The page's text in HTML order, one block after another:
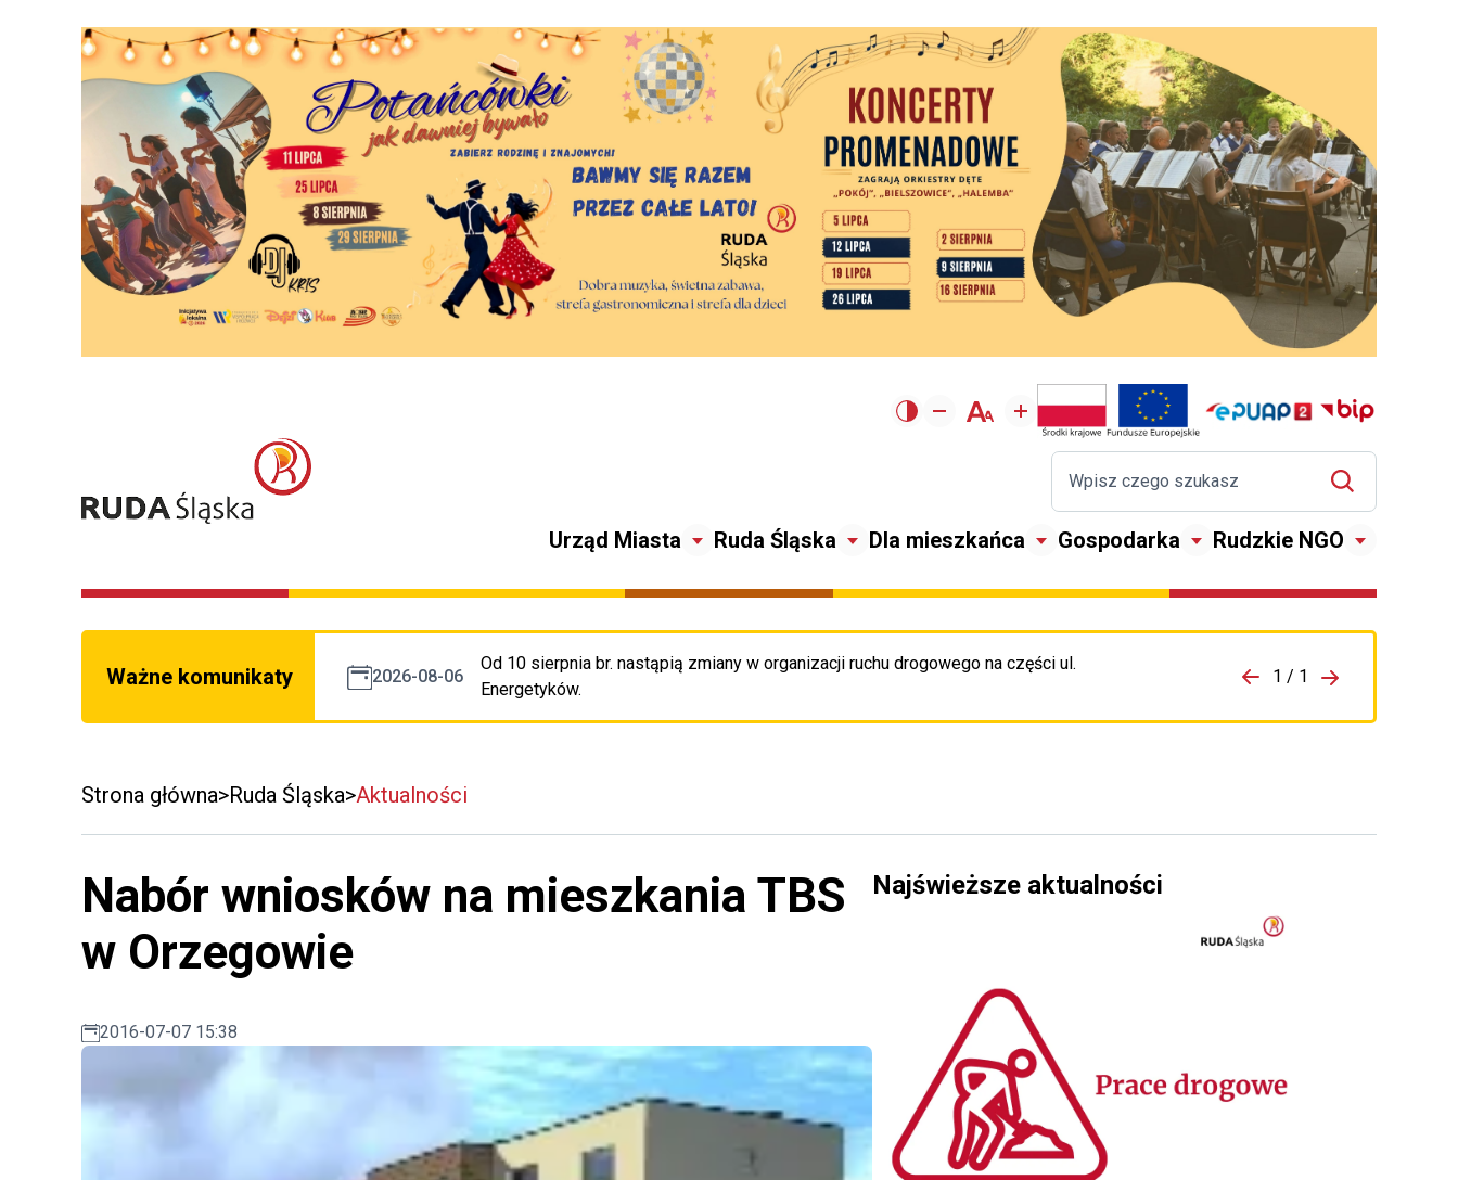
Urząd Miasta Ruda Śląska Dla mieszkańca Gospodarka Rudzkie NGO
Ważne komunikaty 2026-08-06
Od 10 sierpnia br. nastąpią zmiany w organizacji ruchu drogowego na części ul.
Energetyków.
Przejdź do porzpedniego komunikatu 1 / 1
Przejdź do
Strona główna Ruda Śląska Aktualności
Nabór wniosków na mieszkania TBS
w Orzegowie
2016-07-07 15:38
Najświeższe aktualności